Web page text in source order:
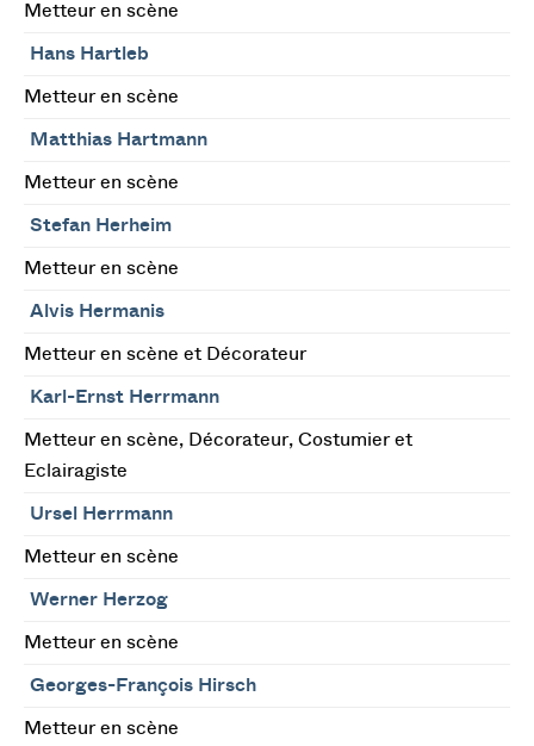
Metteur en scène
Hans Hartleb
Metteur en scène
Matthias Hartmann
Metteur en scène
Stefan Herheim
Metteur en scène
Alvis Hermanis
Metteur en scène et Décorateur
Karl-Ernst Herrmann
Metteur en scène, Décorateur, Costumier et
Eclairagiste
Ursel Herrmann
Metteur en scène
Werner Herzog
Metteur en scène
Georges-François Hirsch
Metteur en scène